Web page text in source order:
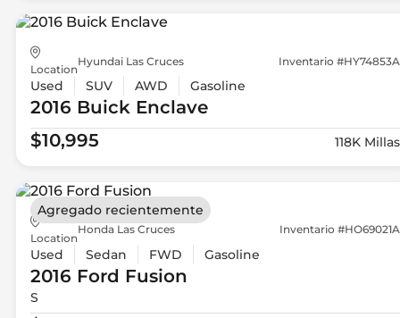
Location
Hyundai Las Cruces Inventario #HY74853A
Used SUV AWD Gasoline
2016 BuickEnclave
$10,995
118K Millas
Location
Honda Las Cruces Inventario #HO69021A
Used Sedan FWD Gasoline
2016 Ford Fusion
S
Agregado recientemente